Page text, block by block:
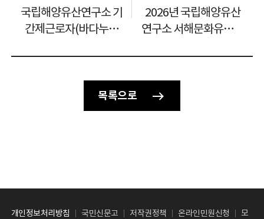
저작권정책
읽기전용프로그램 안내
국립해양유산연구소 기
간제근로자(바다누리
종합격자 공고
2026년 국립해양유산
연구소 서해문화유산과
목록으로
개인정보처리방침 국민신문고 저작권정책 온라인민원신청
모